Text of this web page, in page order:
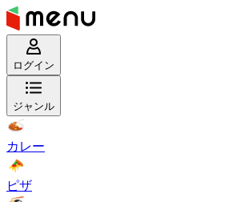
ログイン
ジャンル
カレー
ピザ